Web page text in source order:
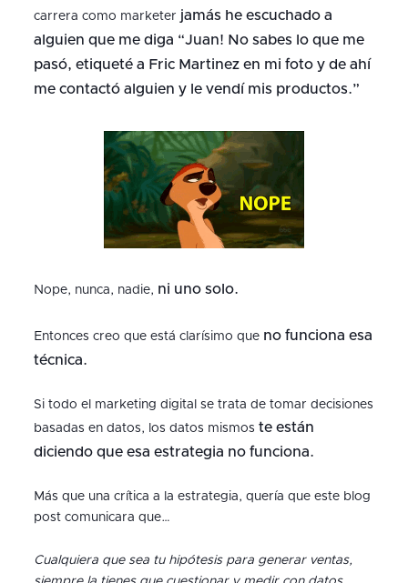
carrera como marketer jamás he escuchado a
alguien que me diga “Juan! No sabes lo que me
pasó, etiqueté a Fric Martinez en mi foto y de ahí
me contactó alguien y le vendí mis productos.”
Nope, nunca, nadie, ni uno solo.
Entonces creo que está clarísimo que no funciona esa
técnica.
Si todo el marketing digital se trata de tomar decisiones
basadas en datos, los datos mismos te están
diciendo que esa estrategia no funciona.
Más que una crítica a la estrategia, quería que este blog
post comunicara que…
Cualquiera que sea tu hipótesis para generar ventas,